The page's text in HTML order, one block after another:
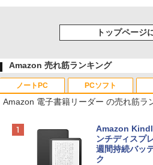
トップページ
Amazon 売れ筋ランキング
ノートPC
Apple 2026
プ搭載13イン
e Intelligence
inaディスプレ
PCソフト
Robloxギフト
定バーチャル
インゲームコ
ラインコード版
生成AIパスポ
￥1,766
Amazon 電子書籍リーダー の売れ筋ラ
Amazon
ンチディスプ
週間持続バッ
ク